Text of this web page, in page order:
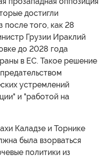
достигли
после того, как 28
Грузии Ираклий
до 2028 года
в ЕС. Такое решение
устремлений
и "работой на
Каладзе и Торнике
была взорваться
политики из